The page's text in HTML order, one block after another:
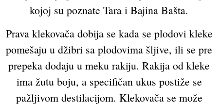
kojoj su poznate Tara i Bajina Bašta.
Prava klekovača dobija se kada se plodovi kleke
pomešaju u džibri sa plodovima šljive, ili se pre
prepeka dodaju u meku rakiju. Rakija od kleke
ima žutu boju, a specifičan ukus postiže se
pažljivom destilacijom. Klekovača se može